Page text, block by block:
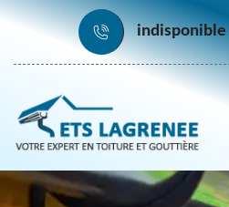
indisponible